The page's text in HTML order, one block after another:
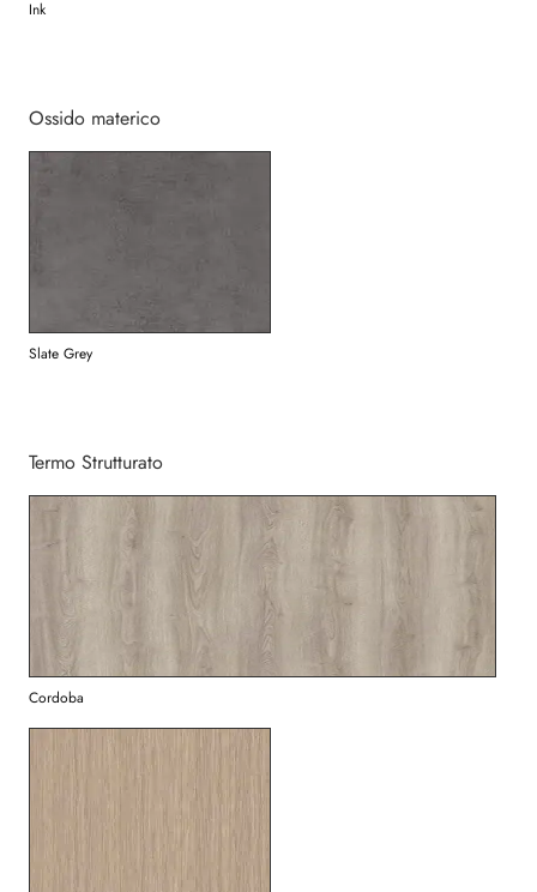
Ink
Ossido materico
Slate Grey
Termo Strutturato
Cordoba